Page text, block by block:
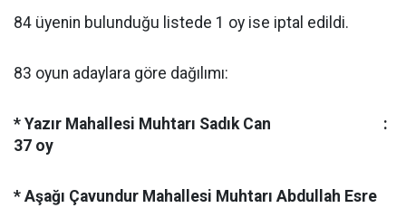
84 üyenin bulunduğu listede 1 oy ise iptal edildi.
83 oyun adaylara göre dağılımı:
* Yazır Mahallesi Muhtarı Sadık Can :
37 oy
* Aşağı Çavundur Mahallesi Muhtarı Abdullah Esre